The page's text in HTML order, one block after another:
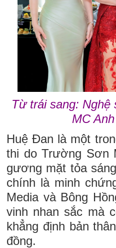
Từ trái sang: Nghệ
MC
Huệ Đan là một
thi do Trường Sơn
gương mặt tỏa
chính là minh
Media và Bông
vinh nhan sắc mà
khẳng định bản
đồng.